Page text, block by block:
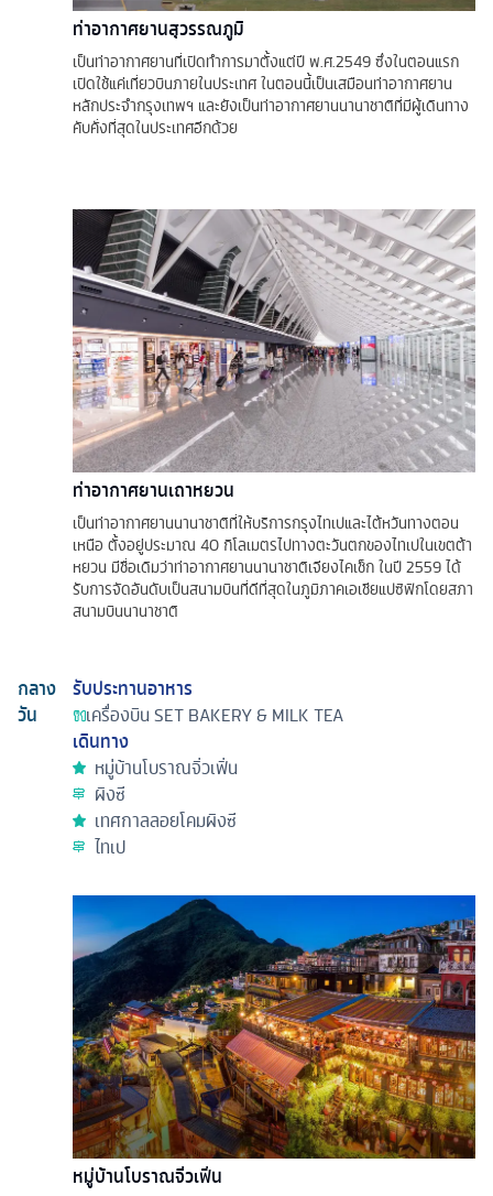
ท่าอากาศยานสุวรรณภูมิ
เป็นท่าอากาศยานที่เปิดทำการมาตั้งแต่ปี พ.ศ.2549 ซึ่งในตอนแรก
เปิดใช้แค่เที่ยวบินภายในประเทศ ในตอนนี้เป็นเสมือนท่าอากาศยาน
หลักประจำกรุงเทพฯ และยังเป็นท่าอากาศยานนานาชาติที่มีผู้เดินทาง
คับคั่งที่สุดในประเทศอีกด้วย
ท่าอากาศยานเถาหยวน
เป็นท่าอากาศยานนานาชาติที่ให้บริการกรุงไทเปและไต้หวันทางตอน
เหนือ ตั้งอยู่ประมาณ 40 กิโลเมตรไปทางตะวันตกของไทเปในเขตต้า
หยวน มีชื่อเดิมว่าท่าอากาศยานนานาชาติเจียงไคเช็ก ในปี 2559 ได้
รับการจัดอันดับเป็นสนามบินที่ดีที่สุดในภูมิภาคเอเชียแปซิฟิกโดยสภา
สนามบินนานาชาติ
กลาง
วัน
รับประทานอาหาร
เครื่องบินSET BAKERY & MILK TEA
เดินทาง
หมู่บ้านโบราณจิ่วเฟิ่น
ผิงซี
เทศกาลลอยโคมผิงซี
ไทเป
หมู่บ้านโบราณจิ่วเฟิ่น